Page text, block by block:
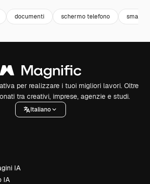
documenti schermo telefono
per realizzare i tuoi migliori lavori. Oltre
tra creativi, imprese, agenzie e studi.
Italiano
IA
IA